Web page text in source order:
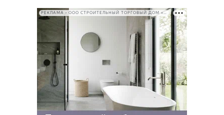
РЕКЛАМА • ООО СТРОИТЕЛЬНЫЙ ТОРГОВЫЙ ДОМ «ПЕТРОВИЧ». ИНН: 7802348846